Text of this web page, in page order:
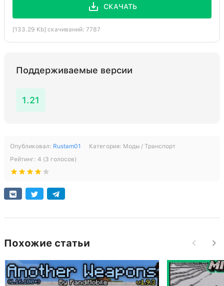
СКАЧАТЬ
[133.29 Kb] скачиваний: 7787
Поддерживаемые версии
1.21
Опубликовал: Rustam01 Категория: Моды / Транспорт
Рейтинг: 4 (3 голосов)
Похожие статьи